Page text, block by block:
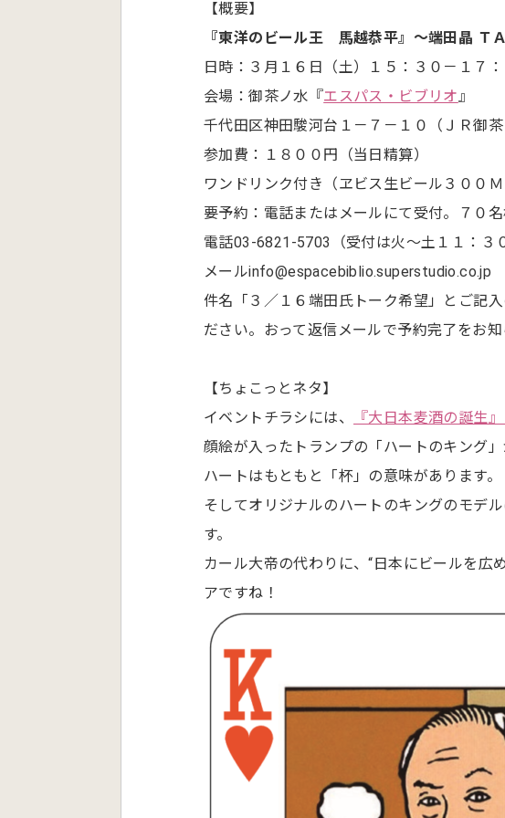
【概要】
『東洋のビール王 馬越恭平』～端田晶 Ｔ
日時：３月１６日（土）１５：３０－１７：
会場：御茶ノ水『エスパス・ビブリオ』
千代田区神田駿河台１－７－１０（ＪＲ御茶
参加費：１８００円（当日精算）
ワンドリンク付き（ヱビス生ビール３００Ｍ
要予約：電話またはメールにて受付。７０
電話03-6821-5703（受付は火～土１１：３
メールinfo@espacebiblio.superstudio.co.jp
件名「３／１６端田氏トーク希望」とご記
ださい。おって返信メールで予約完了をお知
【ちょこっとネタ】
イベントチラシには、
『大日本麦酒の誕生
顔絵が入ったトランプの「ハートのキング」
ハートはもともと「杯」の意味があります。
そしてオリジナルのハートのキングのモデ
す。
カール大帝の代わりに、“日本にビールを広
アですね！